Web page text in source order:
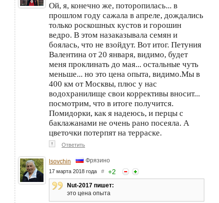
Ой, я, конечно же, поторопилась... в
прошлом году сажала в апреле, дождались
только роскошных кустов и горошин
ведро. В этом назаказывала семян и
боялась, что не взойдут. Вот итог. Петуния
Валентина от 20 января, видимо, будет
меня проклинать до мая... остальные чуть
меньше... но это цена опыта, видимо.Мы в
400 км от Москвы, плюс у нас
водохранилище свои коррективы вносит...
посмотрим, что в итоге получится.
Помидорки, как я надеюсь, и перцы с
баклажанами не очень рано посеяла. А
цветочки потерпят на терраске.
↑ Ответить
lsovchin Фрязино
17 марта 2018 года # +2
Nut-2017 пишет:
это цена опыта